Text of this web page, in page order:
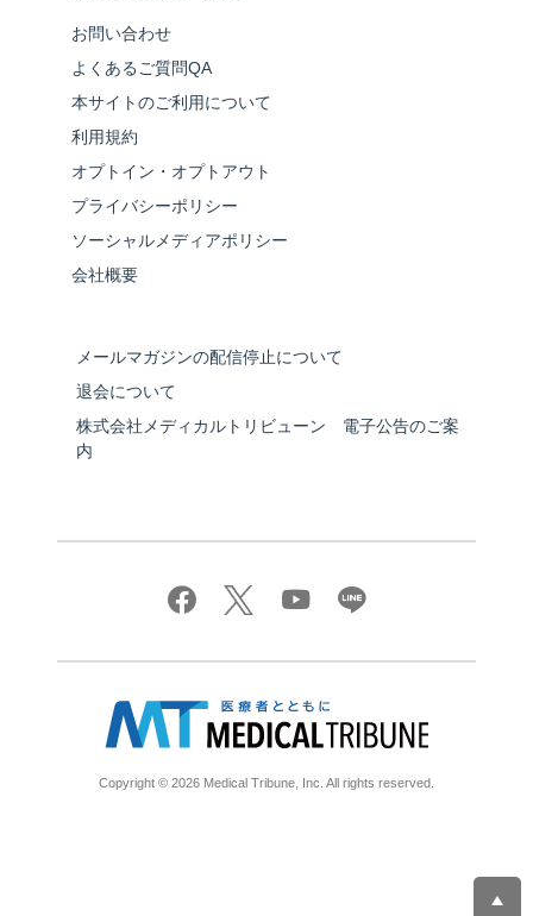
お問い合わせ
よくあるご質問QA
本サイトのご利用について
利用規約
オプトイン・オプトアウト
プライバシーポリシー
ソーシャルメディアポリシー
会社概要
メールマガジンの配信停止について
退会について
株式会社メディカルトリビューン 電子公告のご案
内
Copyright © 2026 Medical Tribune, Inc. All rights reserved.